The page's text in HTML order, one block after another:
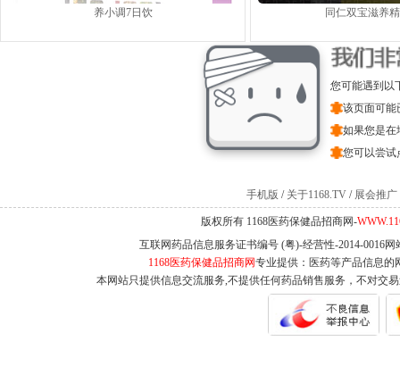
养小调7日饮 同仁双宝滋养
您可能遇到以
该页面可能
如果您是在
您可以尝试
手机版 / 关于1168.TV / 展会推广
版权所有 1168医药保健品招商网-
互联网药品信息服务证书编号 (粤)-经营性-2014-0016
1168医药保健品招商网专业提供：医药等产品信息的
本网站只提供信息交流服务,不提供任何药品销售服务，不对交